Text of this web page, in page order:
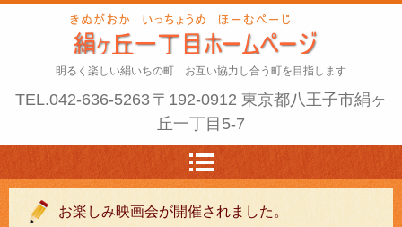
明るく楽しい絹いちの町 お互い協力し合う町を目指します
TEL.042-636-5263 〒192-0912 東京都八王子市絹ヶ
丘一丁目5-7
お楽しみ映画会が開催されました。